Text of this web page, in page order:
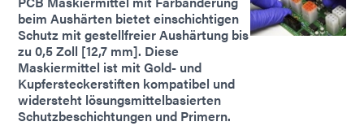
beim Aushärten bietet einschichtigen
Schutz mit gestellfreier Aushärtung bis
zu 0,5 Zoll [12,7 mm]. Diese
Maskiermittel ist mit Gold- und
Kupfersteckerstiften kompatibel und
widersteht lösungsmittelbasierten
Schutzbeschichtungen und Primern.